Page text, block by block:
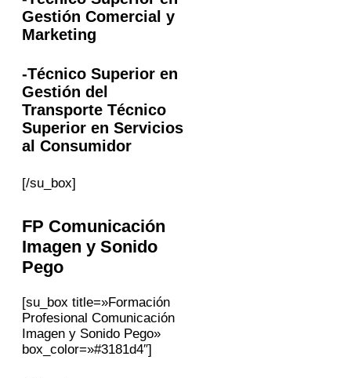
Gestión Comercial y
Marketing
-Técnico Superior en
Gestión del
Transporte Técnico
Superior en Servicios
al Consumidor
[/su_box]
FP Comunicación
Imagen y Sonido
Pego
[su_box title=»Formación
Profesional Comunicación
Imagen y Sonido Pego»
box_color=»#3181d4″]